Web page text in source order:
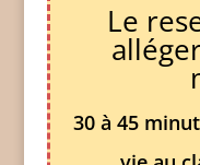
Le
30 à 45